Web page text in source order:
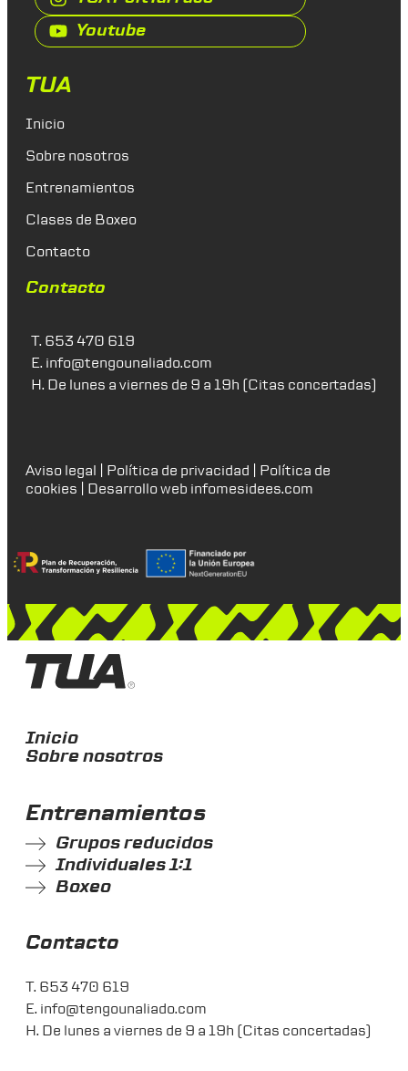
Youtube
TUA
Inicio
Sobre nosotros
Entrenamientos
Clases de Boxeo
Contacto
Contacto
T. 653 470 619
E. info@tengounaliado.com
H. De lunes a viernes de 9 a 19h (Citas concertadas)
Aviso legal Política de privacidad
Política de
cookies | Desarrollo web infomesidees.com
Inicio
Sobre nosotros
Entrenamientos
Grupos reducidos
Individuales 1:1
Boxeo
Contacto
T. 653 470 619
E. info@tengounaliado.com
H. De lunes a viernes de 9 a 19h (Citas concertadas)